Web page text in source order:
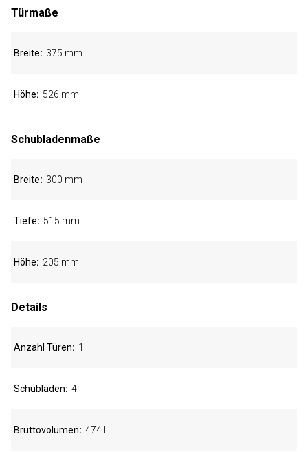
Türmaße
Breite 375 mm
Höhe 526 mm
Schubladenmaße
Breite 300 mm
Tiefe 515 mm
Höhe 205 mm
Details
Anzahl Türen 1
Schubladen 4
Bruttovolumen 474 l